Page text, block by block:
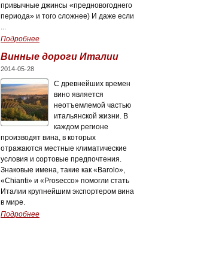
привычные джинсы «предновогоднего
периода» и того сложнее) И даже если
...
Подробнее
Винные дороги Италии
2014-05-28
C древнейших времен
вино является
неотъемлемой частью
итальянской жизни. В
каждом регионе
производят вина, в которых
отражаются местные климатические
условия и сортовые предпочтения.
Знаковые имена, такие как «Barolo»,
«Chianti» и «Prosecco» помогли стать
Италии крупнейшим экспортером вина
в мире.
Подробнее